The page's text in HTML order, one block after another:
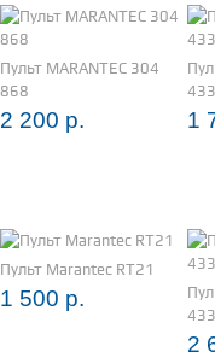
Пульт MARANTEC 304
868
2 200 р.
433
1
Пульт Marantec RT21
1 500 р.
433
2